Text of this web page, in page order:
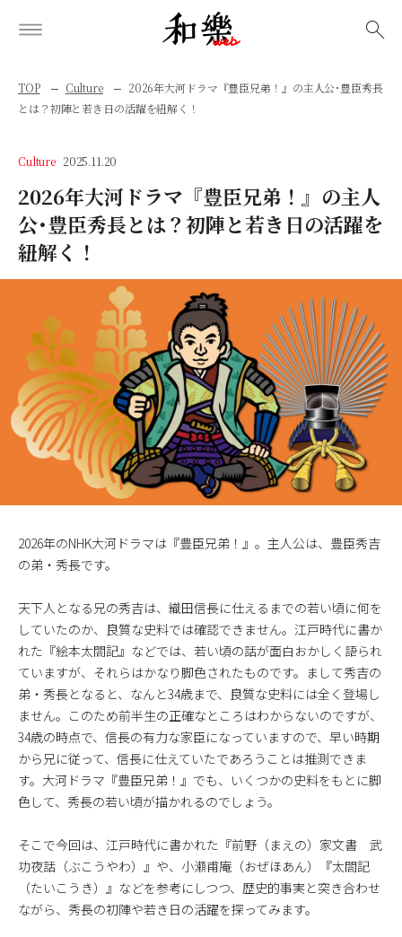
TOP Culture
2026年大河ドラマ『豊臣兄弟！』の主人公･豊臣秀長
とは？初陣と若き日の活躍を紐解く！
Culture 2025.11.20
2026年大河ドラマ『豊臣兄弟！』の主人
公･豊臣秀長とは？初陣と若き日の活躍を
紐解く！
2026年のNHK大河ドラマは『豊臣兄弟！』。主人公は、豊臣秀吉
の弟・秀長です。
天下人となる兄の秀吉は、織田信長に仕えるまでの若い頃に何を
していたのか、良質な史料では確認できません。江戸時代に書か
れた『絵本太閤記』などでは、若い頃の話が面白おかしく語られ
ていますが、それらはかなり脚色されたものです。まして秀吉の
弟・秀長となると、なんと34歳まで、良質な史料には全く登場し
ません。このため前半生の正確なところはわからないのですが、
34歳の時点で、信長の有力な家臣になっていますので、早い時期
から兄に従って、信長に仕えていたであろうことは推測できま
す。大河ドラマ『豊臣兄弟！』でも、いくつかの史料をもとに脚
色して、秀長の若い頃が描かれるのでしょう。
そこで今回は、江戸時代に書かれた『前野（まえの）家文書 武
功夜話（ぶこうやわ）』や、小瀬甫庵（おぜほあん）『太閤記
（たいこうき）』などを参考にしつつ、歴史的事実と突き合わせ
ながら、秀長の初陣や若き日の活躍を探ってみます。